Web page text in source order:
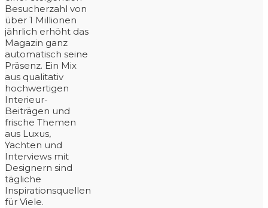
Besucherzahl von
über 1 Millionen
jährlich erhöht das
Magazin ganz
automatisch seine
Präsenz. Ein Mix
aus qualitativ
hochwertigen
Interieur-
Beiträgen und
frische Themen
aus Luxus,
Yachten und
Interviews mit
Designern sind
tägliche
Inspirationsquellen
für Viele.